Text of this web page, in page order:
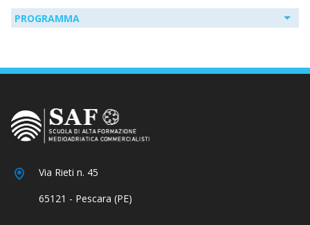
PROGRAMMA
Via Rieti n. 45
65121 - Pescara (PE)